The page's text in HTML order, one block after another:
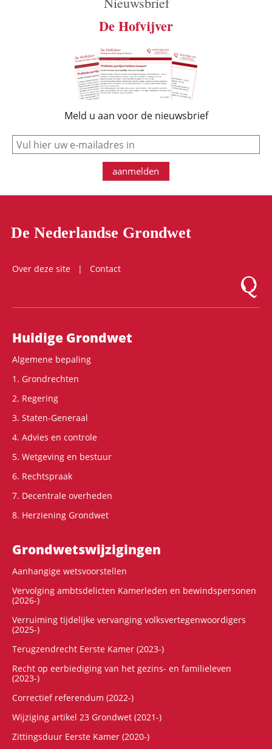
De Hofvijver
Meld u aan voor de nieuwsbrief
e-mail
aanmelden
De Nederlandse Grondwet
Over deze site
Contact
Logo
Hoofdnavigatie
Huidige Grondwet
Algemene bepaling
1. Grondrechten
2. Regering
3. Staten-Generaal
4. Advies en controle
5. Wetgeving en bestuur
6. Rechtspraak
7. Decentrale overheden
8. Herziening Grondwet
Grondwets­wijzigingen
Aanhangige wetsvoorstellen
Vervolging ambtsdelicten Kamerleden en bewindspersonen
(2026-)
Verruiming tijdelijke vervanging volksvertegenwoordigers
(2025-)
Terugzendrecht Eerste Kamer (2023-)
Recht op eerbiediging van het gezins- en familieleven
(2023-)
Correctief referendum (2022-)
Wijziging artikel 23 Grondwet (2021-)
Zittingsduur Eerste Kamer (2020-)